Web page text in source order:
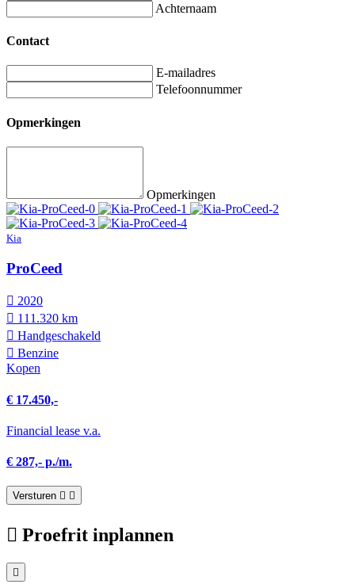
Achternaam
Contact
E-mailadres
Telefoonnummer
Opmerkingen
Opmerkingen
Kia
ProCeed
2020
111.320 km
Hand­geschakeld
Benzine
Kopen
€ 17.450,-
Financial lease v.a.
€ 287,- p./m.
Versturen
Proefrit inplannen